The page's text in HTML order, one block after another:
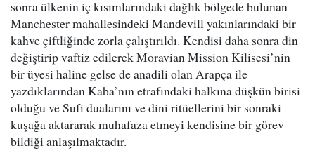
sonra ülkenin iç kısımlarındaki dağlık bölgede bulunan
Manchester mahallesindeki Mandevill yakınlarındaki bir
kahve çiftliğinde zorla çalıştırıldı. Kendisi daha sonra din
değiştirip vaftiz edilerek Moravian Mission Kilisesi’nin
bir üyesi haline gelse de anadili olan Arapça ile
yazdıklarından Kaba’nın etrafındaki halkına düşkün birisi
olduğu ve Sufi dualarını ve dini ritüellerini bir sonraki
kuşağa aktararak muhafaza etmeyi kendisine bir görev
bildiği anlaşılmaktadır.